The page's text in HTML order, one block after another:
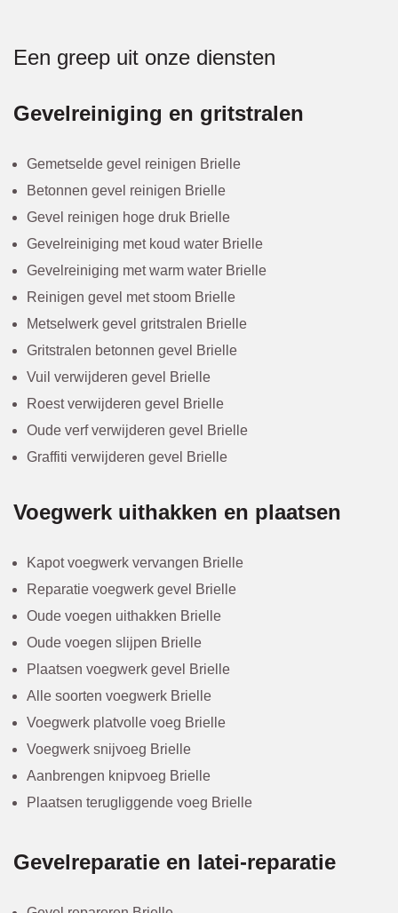
Een greep uit onze diensten
Gevelreiniging en gritstralen
Gemetselde gevel reinigen Brielle
Betonnen gevel reinigen Brielle
Gevel reinigen hoge druk Brielle
Gevelreiniging met koud water Brielle
Gevelreiniging met warm water Brielle
Reinigen gevel met stoom Brielle
Metselwerk gevel gritstralen Brielle
Gritstralen betonnen gevel Brielle
Vuil verwijderen gevel Brielle
Roest verwijderen gevel Brielle
Oude verf verwijderen gevel Brielle
Graffiti verwijderen gevel Brielle
Voegwerk uithakken en plaatsen
Kapot voegwerk vervangen Brielle
Reparatie voegwerk gevel Brielle
Oude voegen uithakken Brielle
Oude voegen slijpen Brielle
Plaatsen voegwerk gevel Brielle
Alle soorten voegwerk Brielle
Voegwerk platvolle voeg Brielle
Voegwerk snijvoeg Brielle
Aanbrengen knipvoeg Brielle
Plaatsen terugliggende voeg Brielle
Gevelreparatie en latei-reparatie